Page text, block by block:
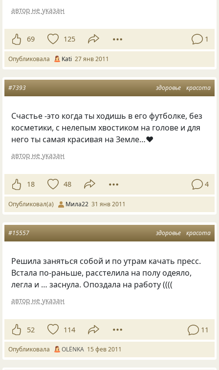
автор не указан
69 125 1
Опубликовала Kati 27 янв 2011
здоровье красота
#7393
Счастье -это когда ты ходишь в его футболке, без
косметики, с нелепым хвостиком на голове и для
него ты самая красивая на Земле…♥ ​
автор не указан
18 48 4
Опубликовал(а) Мила22 31 янв 2011
здоровье красота
#15557
Решила заняться собой и по утрам качать пресс.
Встала по-раньше, расстелила на полу одеяло,
легла и … заснула. Опоздала на работу((((
автор не указан
52 114 11
Опубликовала OLЁNKA 15 фев 2011